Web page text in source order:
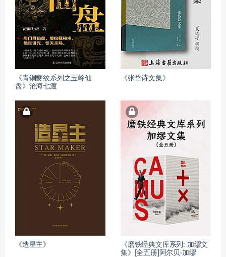
《青铜夔纹系列之玉岭仙
盘》沧海七渡
《张岱诗文集》
《造星主》
《磨铁经典文库系列: 加缪文
集》[全五册]阿尔贝·加缪